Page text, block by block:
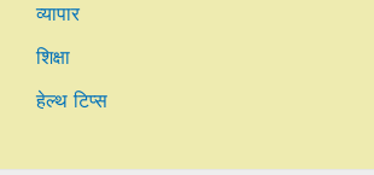
व्यापार
शिक्षा
हेल्थ टिप्स